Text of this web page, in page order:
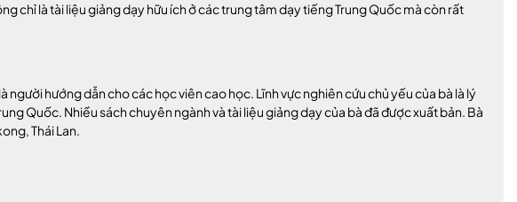
chỉ là tài liệu giảng dạy hữu ích ở các trung tâm dạy tiếng Trung Quốc mà còn rất
người hướng dẫn cho các học viên cao học. Lĩnh vực nghiên cứu chủ yếu của bà là lý
Quốc. Nhiều sách chuyên ngành và tài liệu giảng dạy của bà đã được xuất bản. Bà
Thái Lan.